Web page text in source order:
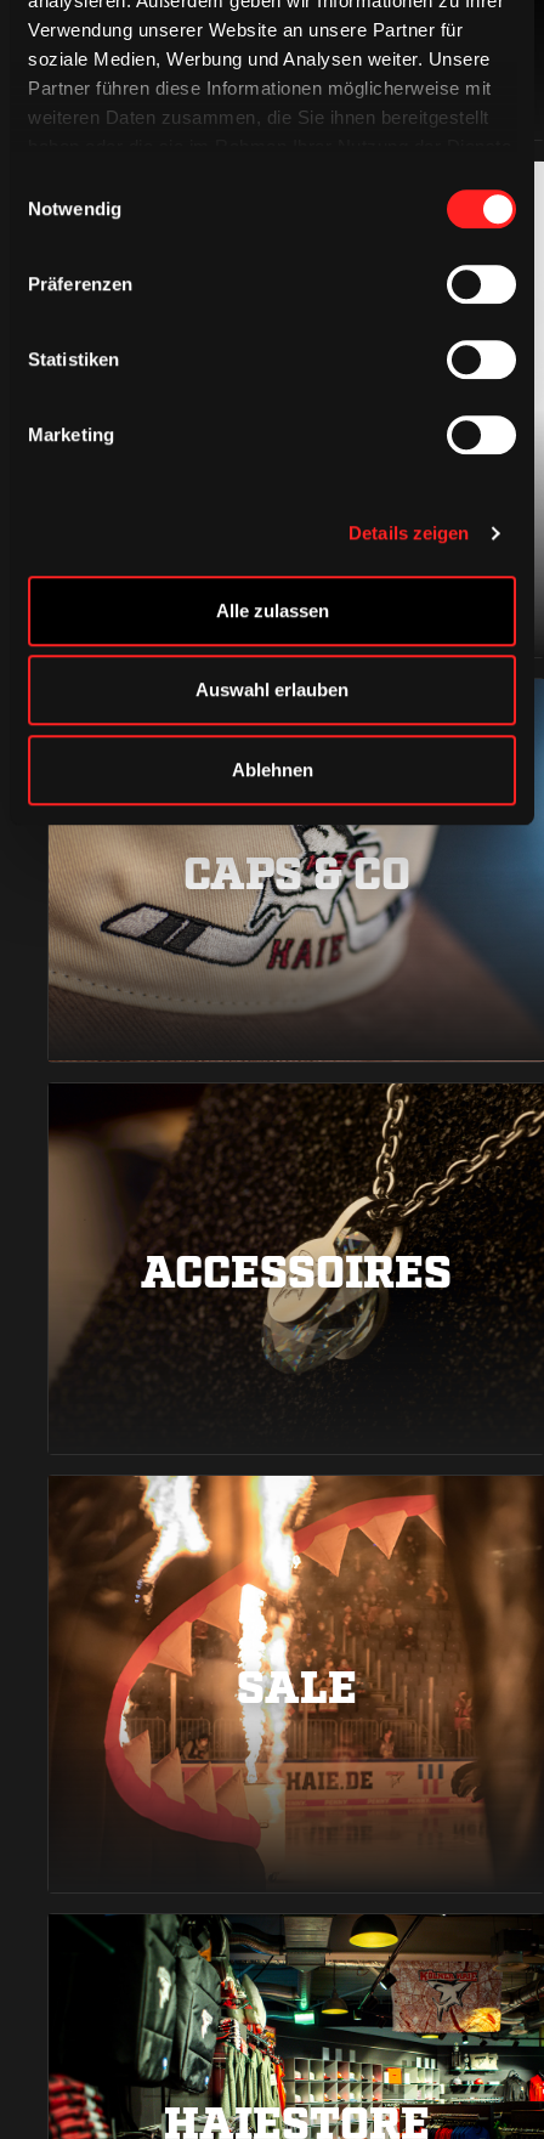
Verwendung unserer Website an unsere Partner für
soziale Medien, Werbung und Analysen weiter. Unsere
Partner führen diese Informationen möglicherweise mit
weiteren Daten zusammen, die Sie ihnen bereitgestellt
Notwendig
Präferenzen
Statistiken
Marketing
Details zeigen
Alle zulassen
Auswahl erlauben
Ablehnen
CAPS & CO
ACCESSOIRES
SALE
HAIESTORE